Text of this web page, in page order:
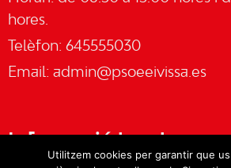
hores.
Telèfon: 645555030
Email: admin@psoeeivissa.es
Informació legal
Utilitzem cookies per garantir que